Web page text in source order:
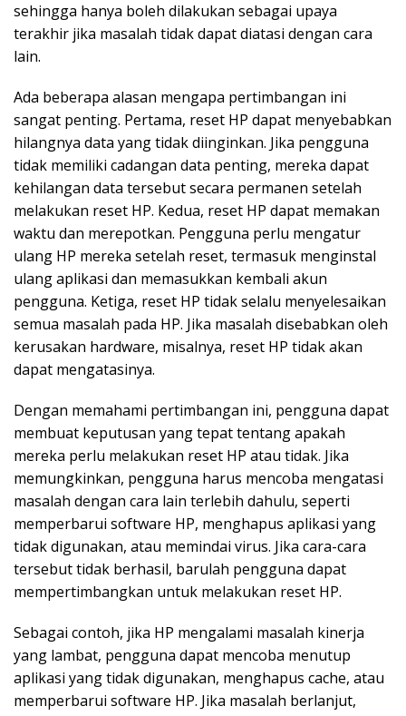
sehingga hanya boleh dilakukan sebagai upaya
terakhir jika masalah tidak dapat diatasi dengan cara
lain.
Ada beberapa alasan mengapa pertimbangan ini
sangat penting. Pertama, reset HP dapat menyebabkan
hilangnya data yang tidak diinginkan. Jika pengguna
tidak memiliki cadangan data penting, mereka dapat
kehilangan data tersebut secara permanen setelah
melakukan reset HP. Kedua, reset HP dapat memakan
waktu dan merepotkan. Pengguna perlu mengatur
ulang HP mereka setelah reset, termasuk menginstal
ulang aplikasi dan memasukkan kembali akun
pengguna. Ketiga, reset HP tidak selalu menyelesaikan
semua masalah pada HP. Jika masalah disebabkan oleh
kerusakan hardware, misalnya, reset HP tidak akan
dapat mengatasinya.
Dengan memahami pertimbangan ini, pengguna dapat
membuat keputusan yang tepat tentang apakah
mereka perlu melakukan reset HP atau tidak. Jika
memungkinkan, pengguna harus mencoba mengatasi
masalah dengan cara lain terlebih dahulu, seperti
memperbarui software HP, menghapus aplikasi yang
tidak digunakan, atau memindai virus. Jika cara-cara
tersebut tidak berhasil, barulah pengguna dapat
mempertimbangkan untuk melakukan reset HP.
Sebagai contoh, jika HP mengalami masalah kinerja
yang lambat, pengguna dapat mencoba menutup
aplikasi yang tidak digunakan, menghapus cache, atau
memperbarui software HP. Jika masalah berlanjut,